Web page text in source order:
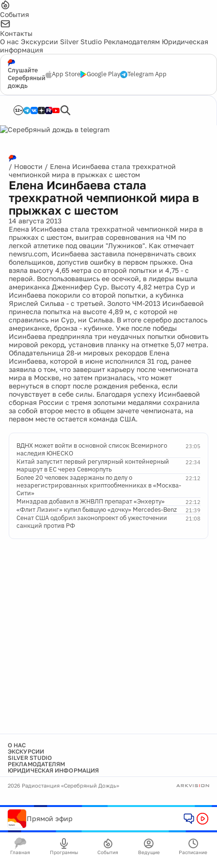
События
Контакты
О нас Экскурсии Silver Studio Рекламодателям Юридическая
информация
Слушайте
Серебряный
дождь
App Store Google Play Telegram App
12+
/ Новости / Елена Исинбаева стала трехкратной
чемпионкой мира в прыжках с шестом
Елена Исинбаева стала
трехкратной чемпионкой мира в
прыжках с шестом
14 августа 2013
Елена Исинбаева стала трехкратной чемпионкой мира в
прыжках с шестом, выиграв соревнования на ЧМ по
легкой атлетике под овации "Лужников". Как отмечает
newsru.com, Исинбаева заставила понервничать своих
болельщиков, допустив ошибку в первом прыжке. Она
взяла высоту 4,65 метра со второй попытки и 4,75 - с
первой. Воспользовавшись ее осечкой, в лидеры вышла
американка Дженнифер Сур. Высоту 4,82 метра Сур и
Исинбаева покорили со второй попытки, а кубинка
Ярислей Сильва - с третьей. Золото ЧМ-2013 Исинбаевой
принесла попытка на высоте 4,89 м, с которой не
справились ни Сур, ни Сильва. В итоге серебро досталось
американке, бронза - кубинке. Уже после победы
Исинбаева предприняла три неудачных попытки обновить
мировой рекорд, установив планку на отметке 5,07 метра.
Обладательница 28-и мировых рекордов Елена
Исинбаева, которой в июне исполнился 31 год, ранее
заявила о том, что завершит карьеру после чемпионата
мира в Москве, но затем призналась, что может
вернуться в спорт после рождения ребенка, если
почувствует в себе силы. Благодаря успеху Исинбаевой
сборная России с тремя золотыми медалями сохранила
за собой второе место в общем зачете чемпионата, на
первом месте остается команда США.
23:05
ВДНХ может войти в основной список Всемирного
наследия ЮНЕСКО
22:34
Китай запустит первый регулярный контейнерный
маршрут в ЕС через Севморпуть
22:12
Более 20 человек задержаны по делу о
незарегистрированных криптообменниках в «Москва-
Сити»
22:12
Минздрав добавил в ЖНВЛП препарат «Энхерту»
21:39
«Флит Лизинг» купил бывшую «дочку» Mercedes-Benz
21:08
Сенат США одобрил законопроект об ужесточении
санкций против РФ
О НАС
ЭКСКУРСИИ
SILVER STUDIO
РЕКЛАМОДАТЕЛЯМ
ЮРИДИЧЕСКАЯ ИНФОРМАЦИЯ
2026 Радиостанция «Серебряный Дождь»
Прямой эфир
Главная Программы События Ведущие Расписание